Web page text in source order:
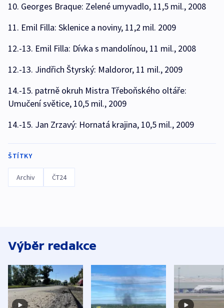
10. Georges Braque: Zelené umyvadlo, 11,5 mil., 2008
11. Emil Filla: Sklenice a noviny, 11,2 mil. 2009
12.-13. Emil Filla: Dívka s mandolínou, 11 mil., 2008
12.-13. Jindřich Štyrský: Maldoror, 11 mil., 2009
14.-15. patrně okruh Mistra Třeboňského oltáře:
Umučení světice, 10,5 mil., 2009
14.-15. Jan Zrzavý: Hornatá krajina, 10,5 mil., 2009
ŠTÍTKY
Archiv ČT24
Výběr redakce